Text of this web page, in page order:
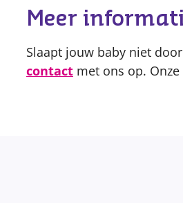
Meer
Slaapt jouw baby niet
contact met ons op.